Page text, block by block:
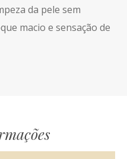
da pele sem
macio e sensação de